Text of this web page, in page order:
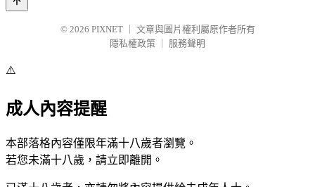
© 2026 PIXNET
文章與圖片權利屬原作者所有
隱私權政策
服務聲明
⚠️
成人內容提醒
本部落格內容僅限年滿十八歲者瀏覽。
若您未滿十八歲，請立即離開。